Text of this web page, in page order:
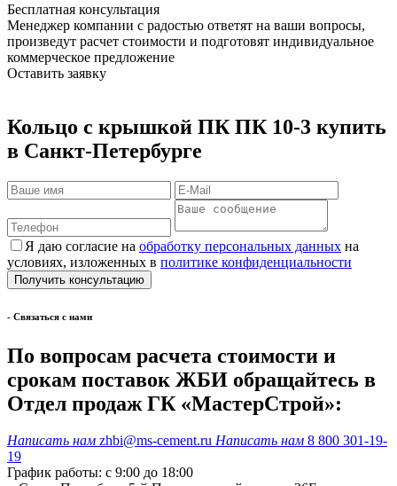
Бесплатная консультация
Менеджер компании с радостью ответят на ваши вопросы,
произведут расчет стоимости и подготовят индивидуальное
коммерческое предложение
Оставить заявку
Кольцо с крышкой ПК ПК 10-3 купить
в Санкт-Петербурге
Я даю согласие на обработку персональных данных на
условиях, изложенных в политике конфиденциальности
- Cвязаться с нами
По вопросам расчета стоимости и
срокам поставок ЖБИ обращайтесь в
Отдел продаж ГК «МастерСтрой»:
Написать нам zhbi@ms-cement.ru Написать нам 8 800 301-19-
19
График работы: с 9:00 до 18:00